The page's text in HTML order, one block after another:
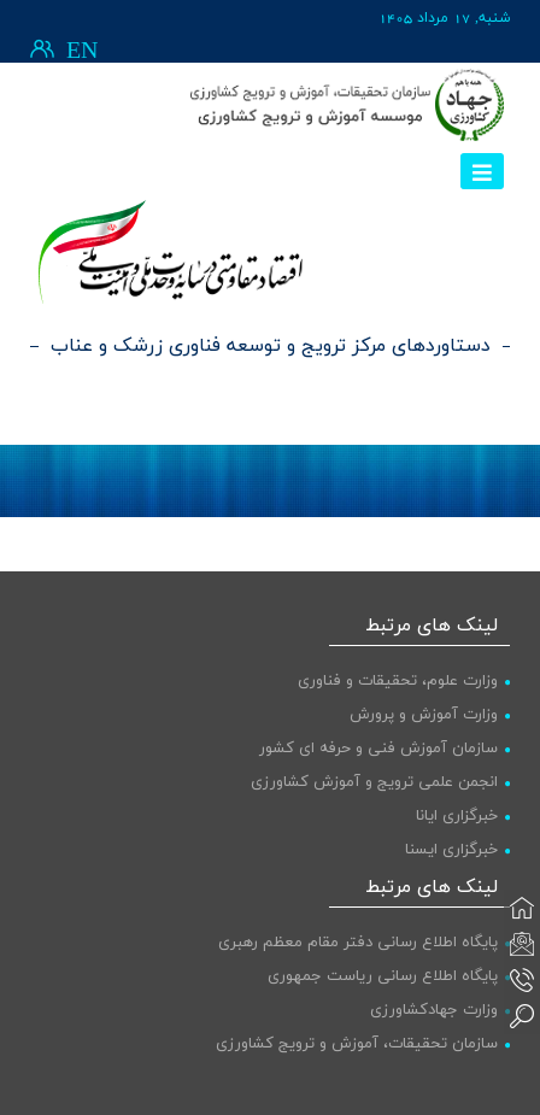
شنبه, 17 مرداد 1405
EN
دستاوردهای مرکز ترویج و توسعه فناوری زرشک و عناب
لینک های مرتبط
وزارت علوم، تحقیقات و فناوری
وزارت آموزش و پرورش
سازمان آموزش فنی و حرفه ای کشور
انجمن علمی ترویج و آموزش کشاورزی
خبرگزاری ایانا
خبرگزاری ایسنا
پایگاه اطلاع رسانی دولت
لینک های مرتبط
پایگاه اطلاع رسانی دفتر مقام معظم رهبری
پایگاه اطلاع رسانی ریاست جمهوری
وزارت جهادکشاورزی
سازمان تحقیقات، آموزش و ترویج کشاورزی